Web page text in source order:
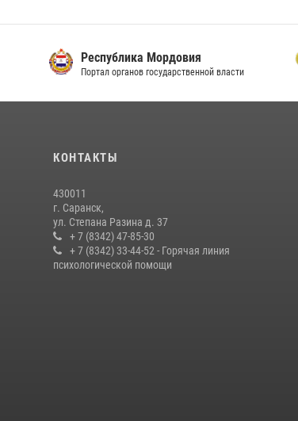
Республика Мордовия
Портал органов государственной власти
КОНТАКТЫ
430011
г. Саранск,
ул. Степана Разина д. 37
+ 7 (8342) 47-85-30
+ 7 (8342) 33-44-52 - Горячая линия
психологической помощи